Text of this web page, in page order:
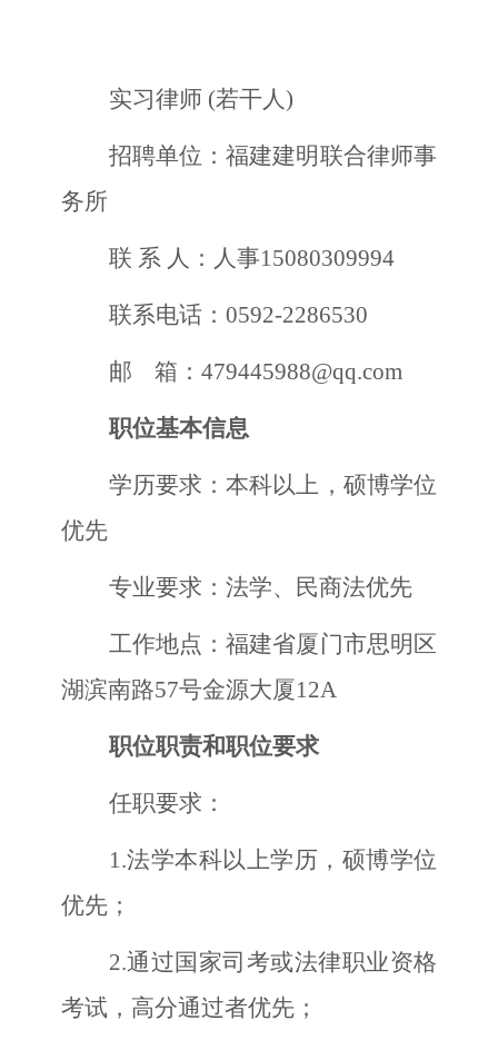
实习律师 (若干人)
招聘单位：福建建明联合律师事
务所
联 系 人： 人事15080309994
联系电话： 0592-2286530
邮 箱： 479445988@qq.com
职位基本信息
学历要求：本科以上，硕博学位
优先
专业要求：法学、民商法优先
工作地点：福建省厦门市思明区
湖滨南路57号金源大厦12A
职位职责和职位要求
任职要求：
1.法学本科以上学历，硕博学位
优先；
2.通过国家司考或法律职业资格
考试，高分通过者优先；